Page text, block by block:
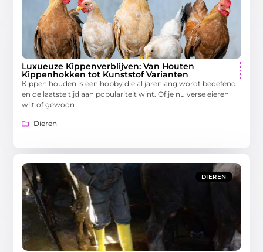
Luxueuze Kippenverblijven: Van Houten
Kippenhokken tot Kunststof Varianten
Kippen houden is een hobby die al jarenlang wordt beoefend
en de laatste tijd aan populariteit wint. Of je nu verse eieren
wilt of gewoon
Dieren
DIEREN